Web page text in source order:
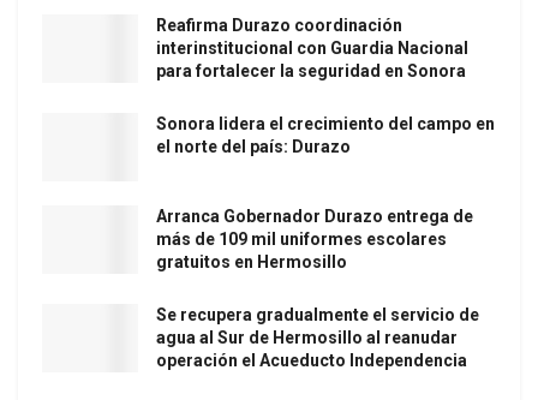
Reafirma Durazo coordinación
interinstitucional con Guardia Nacional
para fortalecer la seguridad en Sonora
Sonora lidera el crecimiento del campo en
el norte del país: Durazo
Arranca Gobernador Durazo entrega de
más de 109 mil uniformes escolares
gratuitos en Hermosillo
Se recupera gradualmente el servicio de
agua al Sur de Hermosillo al reanudar
operación el Acueducto Independencia